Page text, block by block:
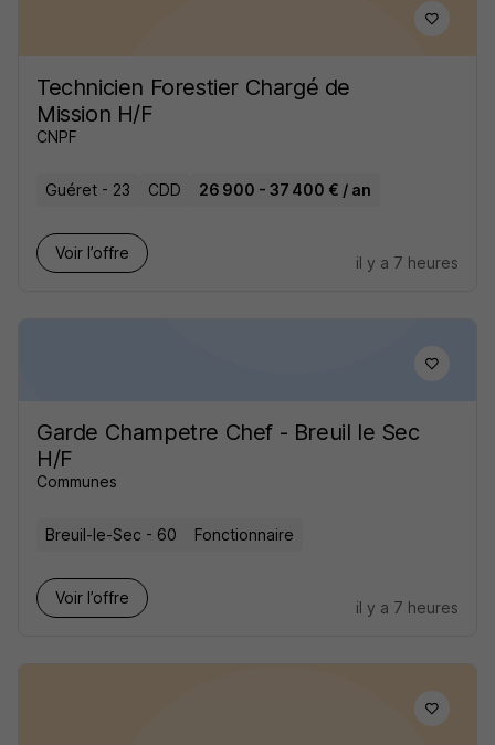
Technicien Forestier Chargé de
Mission H/F
CNPF
Guéret - 23 CDD 26 900 - 37 400 € / an
Voir l’offre
il y a 7 heures
Garde Champetre Chef - Breuil le Sec
H/F
Communes
Breuil-le-Sec - 60 Fonctionnaire
Voir l’offre
il y a 7 heures